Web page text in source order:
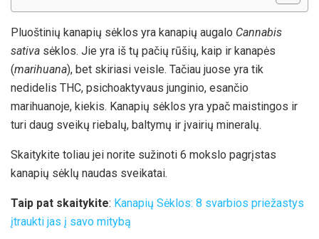
Pluoštinių kanapių sėklos yra kanapių augalo Cannabis
sativa sėklos. Jie yra iš tų pačių rūšių, kaip ir kanapės
(marihuana), bet skiriasi veisle. Tačiau juose yra tik
nedidelis THC, psichoaktyvaus junginio, esančio
marihuanoje, kiekis. Kanapių sėklos yra ypač maistingos ir
turi daug sveikų riebalų, baltymų ir įvairių mineralų.
Skaitykite toliau jei norite sužinoti 6 mokslo pagrįstas
kanapių sėklų naudas sveikatai.
Taip pat skaitykite: Kanapių Sėklos: 8 svarbios priežastys
įtraukti jas į savo mitybą